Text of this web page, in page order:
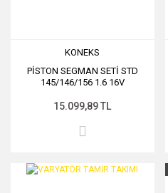
KONEKS
PİSTON SEGMAN SETİ STD
145/146/156 1.6 16V
15.099,89 TL